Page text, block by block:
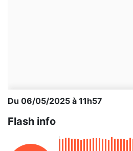
Du 06/05/2025 à 11h57
Flash info